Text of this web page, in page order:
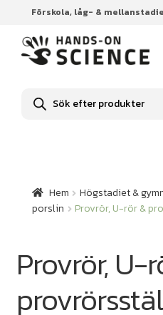
Förskola, låg- &
Produktsökning
Hem Högstadiet &
Provrör, U-rör & provrörsställ
Hem Högstadiet &
porslin
Provrör, U-rör &
Provrör, U-